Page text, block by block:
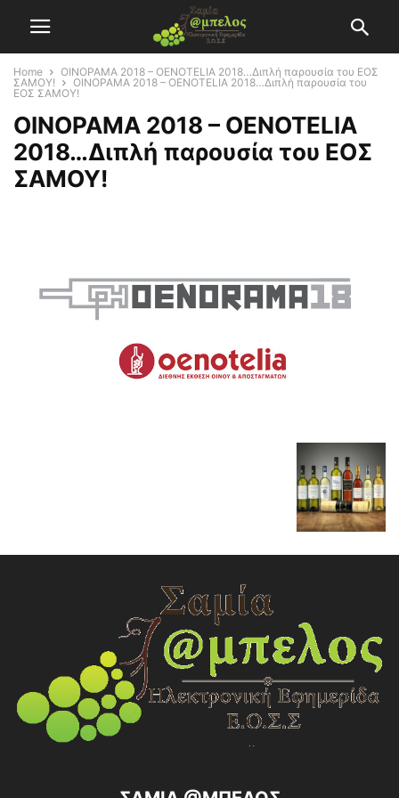
Home
ΟΙΝΟΡΑΜΑ 2018 – OENOTELIA 2018…Διπλή παρουσία του ΕΟΣ
ΣΑΜΟΥ!
ΟΙΝΟΡΑΜΑ 2018 – OENOTELIA 2018…Διπλή παρουσία του
ΕΟΣ ΣΑΜΟΥ!
ΟΙΝΟΡΑΜΑ 2018 – OENOTELIA
2018…Διπλή παρουσία του ΕΟΣ
ΣΑΜΟΥ!